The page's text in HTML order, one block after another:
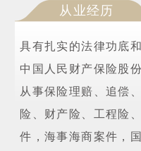
从业经历
具有扎实的法律功底
中国人民财产保险股
从事保险理赔、追偿
险、财产险、工程险
件，海事海商案件，